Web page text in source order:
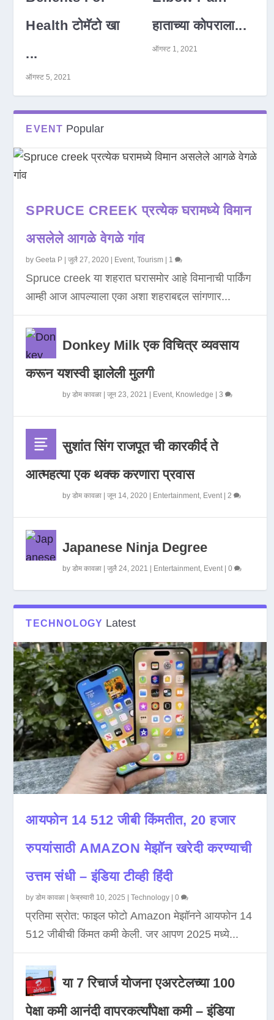
Health टोमॅटो खा
...
ऑगस्ट 5, 2021
हाताच्या कोपराला...
ऑगस्ट 1, 2021
EVENT Popular
SPRUCE CREEK प्रत्येक घरामध्ये विमान
असलेले आगळे वेगळे गांव
byGeeta P |जुलै 27, 2020 Event,Tourism 1
Spruce creek या शहरात घरासमोर आहे विमानाची पार्किंग
आम्ही आज आपल्याला एका अशा शहराबद्दल सांगणार...
Donkey Milk एक विचित्र व्यवसाय
करून यशस्वी झालेली मुलगी
byडोम कावळा |जून 23, 2021 Event, Knowledge |3
सुशांत सिंग राजपूत ची कारकीर्द ते
आत्महत्या एक थक्क करणारा प्रवास
byडोम कावळा |जून 14, 2020 Entertainment, Event|2
Japanese Ninja Degree
byडोम कावळा |जुलै 24, 2021 Entertainment, Event|0
TECHNOLOGY Latest
आयफोन 14 512 जीबी किंमतीत, 20 हजार
रुपयांसाठी AMAZON मेझॉन खरेदी करण्याची
उत्तम संधी – इंडिया टीव्ही हिंदी
byडोम कावळा |फेब्रुवारी 10, 2025 |Technology |0
प्रतिमा स्रोत: फाइल फोटो Amazon मेझॉनने आयफोन 14
512 जीबीची किंमत कमी केली. जर आपण 2025 मध्ये...
या 7 रिचार्ज योजना एअरटेलच्या 100
पेक्षा कमी आनंदी वापरकर्त्यांपेक्षा कमी – इंडिया